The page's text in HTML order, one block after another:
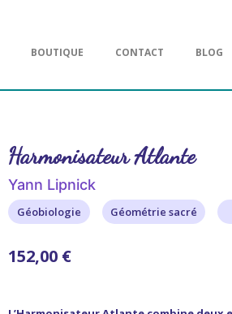
BOUTIQUE CONTACT BLOG
Harmonisateur Atlante
Yann Lipnick
Géobiologie Géométrie sacré
152,00 €